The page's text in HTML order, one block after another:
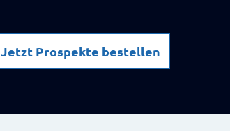
Jetzt Prospekte bestellen